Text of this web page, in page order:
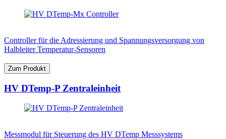
Controller für die Adressierung und Spannungsversorgung von
Halbleiter Temperatur-Sensoren
Zum Produkt
HV DTemp-P Zentraleinheit
Messmodul für Steuerung des HV DTemp Messsystems